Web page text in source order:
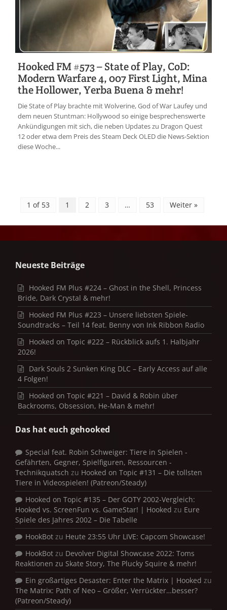
Hooked FM #573 – State of Play, CoD:
Modern Warfare 4, 007 First Light, Mina
the Hollower, Yerba Buena & mehr!
Die State of Play brachte mit Wolverine, God of War Laufey und
dem neuen Stuntman: Hollywood so einige besprechenswerte
Ankündigungen mit sich, die neben Updates zu Dragon Quest
12 oder etwa dem Preis des Steam Deck OLED die News-Sektion
diese Woche...
1 of 53 1 2 3 … 53 Weiter »
Neueste Beiträge
Hooked FM Plus #224 – Ghost in the Shell, Princess
Bride, Dark Crystal & mehr!
Hooked FM Plus #223 – Unsere liebsten Spiele-
Soundtracks – Teil 14 feat. Benny von Ink Ribbon Radio
Hooked on Topic #222 – Rückblick aufs 1. Halbjahr
2026!
Dark Souls 2 Sunken King DLC – Early Access auf alle
4 Folgen!
Hooked on Topic #221 – David & Robin über
Backrooms, Obsession, He-Man & mehr!
Das hat euch gehooked
Special feat. Robin Schweiger: Tiere in Spielen -
Gefährten, Gegner, Spielfiguren, Ressourcen -
Technikquatsch zu Hooked on Topic #131 – Die tollsten
Tiere in Videospielen! (Patreon/Steady)
Hooked on Topic #135 – Der GOTY 2002-Vergleich:
Hooked vs. ScreenFun vs. GameStar! | Hooked zu Eure
Spiele des Jahres 2002 – Die Tabelle
HookBot zu Heute 23:55 Uhr LIVE: Capcom Showcase!
HookBot zu Devolver Digital Showcase 2022: Toms
Reaktionen zu Skate Story, The Plucky Squire & mehr!
Ein großartiges Desaster: Enter the Matrix | Hooked zu
The Matrix: Path of Neo – Größer, Verrückter…besser?
(Patreon/Steady)